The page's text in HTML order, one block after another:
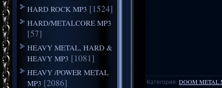
HARD ROCK MP3 [1524]
HARD/METALCORE MP3
[57]
HEAVY METAL, HARD &
HEAVY MP3 [1081]
HEAVY /POWER METAL
MP3 [2086] Категория: DOOM METAL